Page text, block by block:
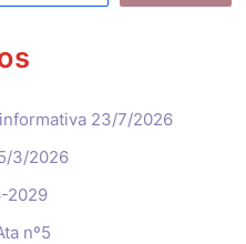
23/7/2026
3/2026
2029
nº5